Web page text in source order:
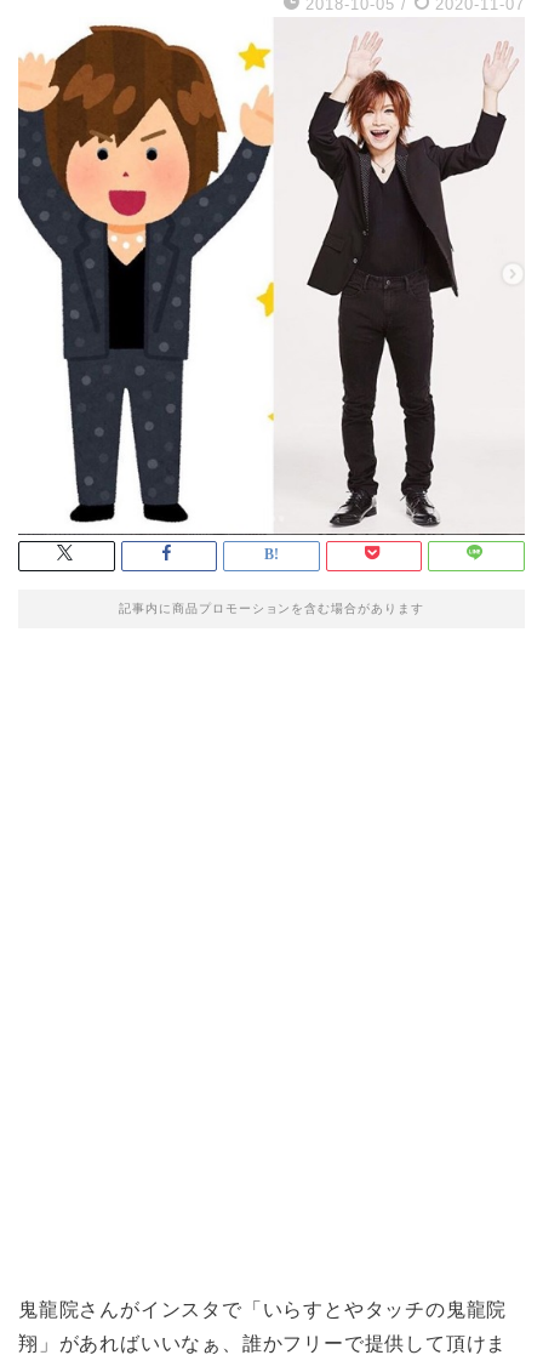
2018-10-05 / 2020-11-07
記事内に商品プロモーションを含む場合があります
鬼龍院さんがインスタで「いらすとやタッチの鬼龍院
翔」があればいいなぁ、誰かフリーで提供して頂けま